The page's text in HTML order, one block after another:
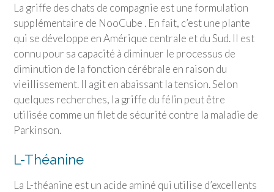
La griffe des chats de compagnie est une formulation
supplémentaire de NooCube . En fait, c’est une plante
qui se développe en Amérique centrale et du Sud. Il est
connu pour sa capacité à diminuer le processus de
diminution de la fonction cérébrale en raison du
vieillissement. Il agit en abaissant la tension. Selon
quelques recherches, la griffe du félin peut être
utilisée comme un filet de sécurité contre la maladie de
Parkinson.
L-Théanine
La L-théanine est un acide aminé qui utilise d’excellents